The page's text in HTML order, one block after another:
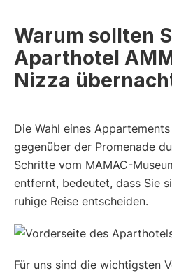
Warum sollten
Aparthotel
Nizza
Die Wahl eines
gegenüber der Promenade
Schritte vom MAMAC-
entfernt, bedeutet, dass Sie
ruhige Reise entscheiden.
Für uns sind die wichtigsten